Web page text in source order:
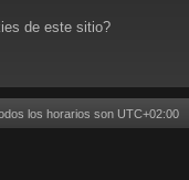
de este sitio?
los horarios son UTC+02:00